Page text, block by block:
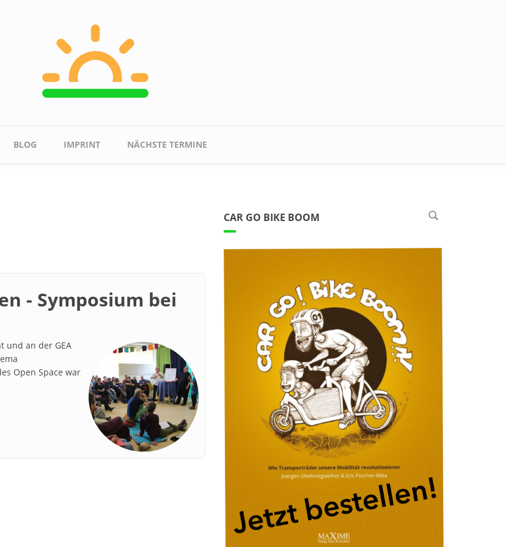
BLOG IMPRINT NÄCHSTE TERMINE
- Symposium bei
und an der GEA
Open Space war
CAR GO BIKE BOOM